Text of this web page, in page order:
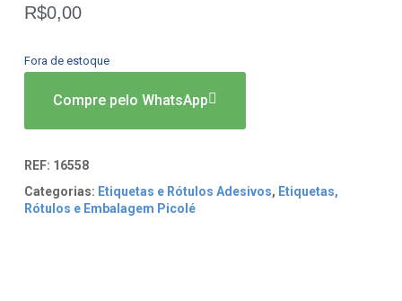
R$0,00
Fora de estoque
Compre pelo WhatsApp
REF: 16558
Categorias: Etiquetas e Rótulos Adesivos, Etiquetas,
Rótulos e Embalagem Picolé